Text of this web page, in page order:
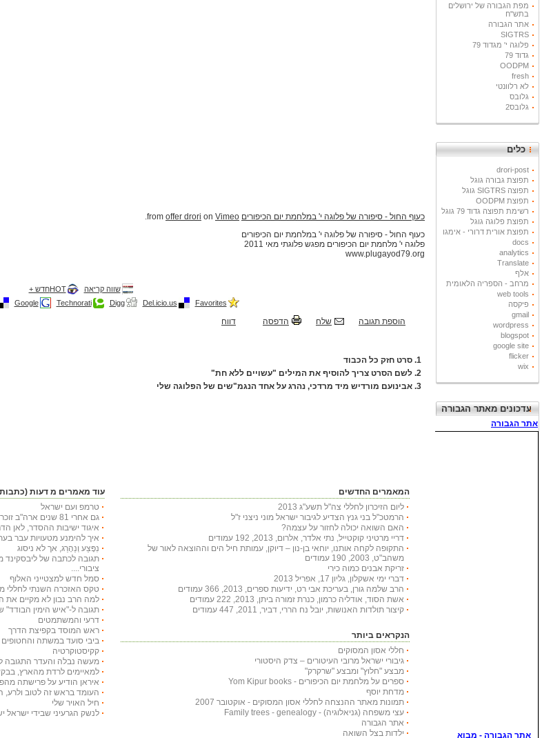
מפת הגבורה של ירושלים
בתש"ח
אתר הגבורה
SIGTRS
פלוגה י' מגדוד 79
גדוד 79
OODPM
fresh
לא רלוונטי
גלובס
גלובס2
כלים
drori-post
תפוצת גבורה גוגל
תפוצה SIGTRS גוגל
תפוצת OODPM
רשימת תפוצה גדוד 79 גוגל
תפוצת פלוגה גוגל
תפוצת אורית דרורי - אימגו
docs
analytics
Translate
אלף
מרחב - הספריה הלאומית
web tools
פיקסה
gmail
wordpress
blogspot
google site
flicker
wix
עדכונים מאתר הגבורה
כעוף החול - סיפורה של פלוגה י' במלחמת יום הכיפורים offer drori on Vimeo
.
כעוף החול - סיפורה של פלוגה י' במלחמת יום הכיפורים
פלוגה י' מלחמת יום הכיפורים מפגש פלוגתי מאי 2011
www.plugayod79.org
שווה קריאה
HOTחדש +
Favorites
Del.icio.us
Digg
Technorati
Google
הוספת תגובה שלח הדפסה דווח
1. סרט חזק כל הכבוד
2. לשם הסרט צריך להוסיף את המילים "עשויים ללא חת"
3. אבינועם מורדיש מיד מרדכי, נהרג על אחד הנגמ"שים של הפלוגה שלי
המאמרים החדשים
ליום הזיכרון לחללי צה"ל תשע"ג 2013
הרמטכ"ל בני גנץ הצדיע לגיבור ישראל מוני ניצני ז"ל
האם השואה יכולה לחזור על עצמה?
דריי מרטיני קוקטייל, נתי אלדר, אלרום, 2013, 192 עמודים
התקופה לקחה אותנו, יוחאי בן-נון – דיוקן, עמותת חיל הים וההוצאה לאור של
משהב"ט, 2003, 190 עמודים
זריקת אבנים כמוה כירי
דברי ימי אשקלון, גליון 17, אפריל 2013
הרב שלמה גורן, בעריכת אבי רט, ידיעות ספרים, 2013, 366 עמודים
אשת הסוד, אודליה כרמון, כנרת זמורה ביתן, 2013, 222 עמודים
קיצור תולדות האנושות, יובל נח הררי, דביר, 2011, 447 עמודים
הנקראים ביותר
חללי אסון המסוקים
גיבורי ישראל מרובי העיטורים – צדק היסטורי
מבצע "חלוץ" ומבצע "שרקרק"
ספרים על מלחמת יום הכיפורים - Yom Kipur books
מדחת יוסף
תמונות מאתר ההנצחה לחללי אסון המסוקים - אוקטובר 2007
עצי משפחה (גניאלוגיה) - Family trees - genealogy
אתר הגבורה
ילדות בצל השואה
עוד מאמרים מ דעות
טרמפ ועם ישראל
גם אחרי 81 שנים ארה"ב זוכרת את גיבוריה
איגוד ישיבות ההסדר, לאן
איך להימנע מטעויות עבר
נִפָּצַע וְנֵהָרֵג, אך לא ניסוג
ציבורי....
סמל חדש למצטייני האלוף
טקס האזכרה השנתי לחללי
למה הרב נבון לא מקיים את
תגובה ל-"איש הימין הבודד" של
דרעי והמשתמטים
ראש המוסד בקפיצת הדרך
ביבי סועד במשתה והחטופים
קקיסטוקרטיה
מעשה נבלה והעדר התגובה
למאיימים לרדת מהארץ,
איראן הודיע על פרישתה
העומד בראש זה לטוב ולרע,
חיל האויר שלי
לנשק הגרעיני שבידי